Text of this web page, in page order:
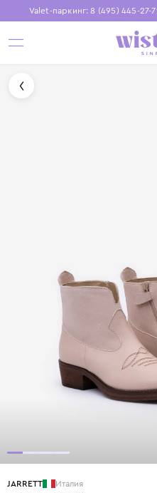
Valet-паркинг: 8 (495) 445-
Бесплатная
Установите приложение,
JARRETT Италия